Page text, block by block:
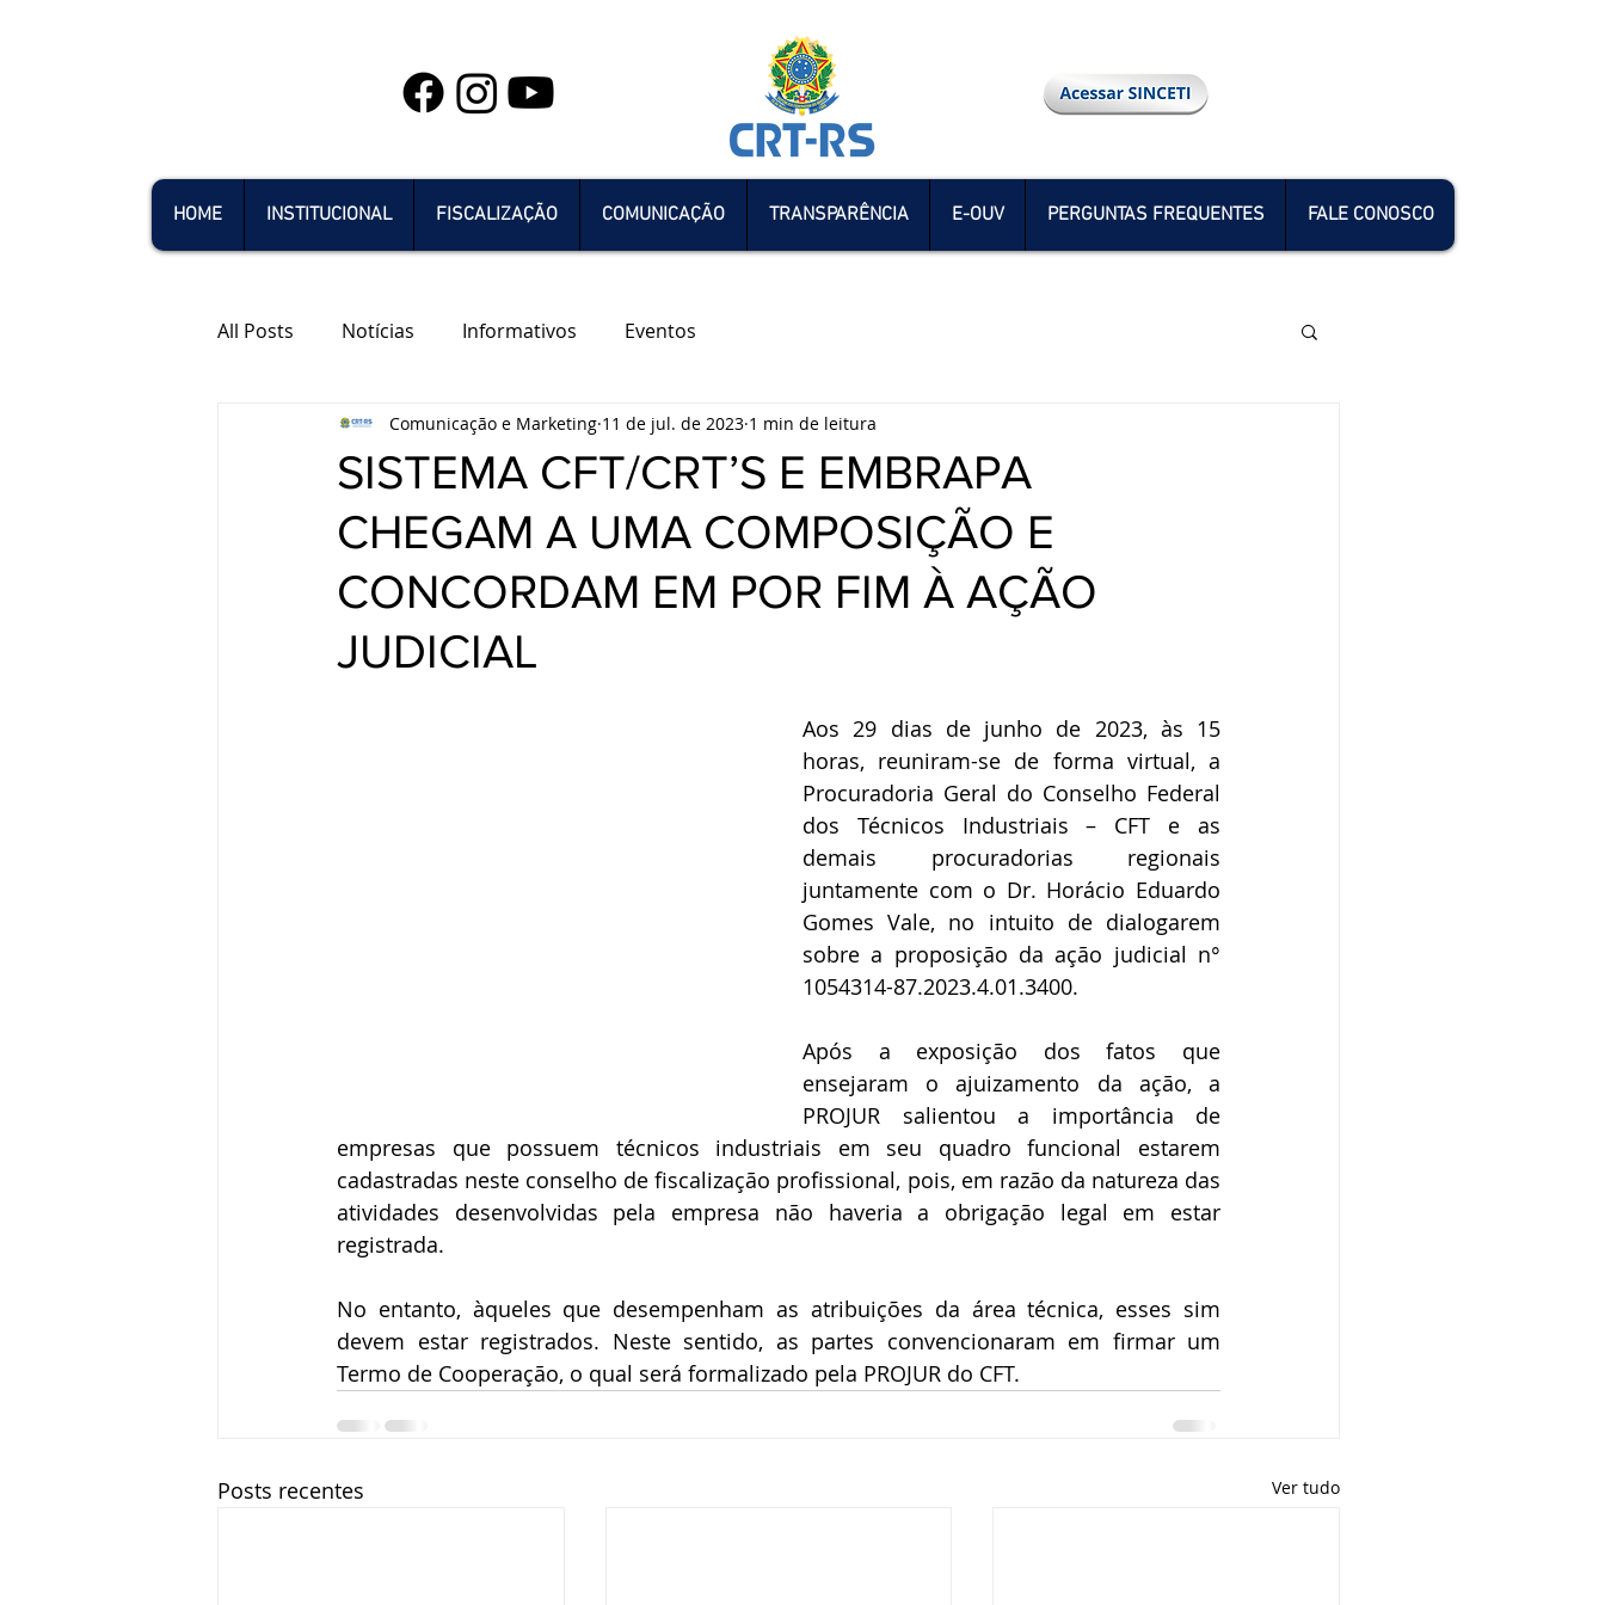
HOME INSTITUCIONAL FISCALIZAÇÃO COMUNICAÇÃO TRANSPARÊNCIA E-OUV PERGUNTAS FREQUENTES FALE CONOSCO
All Posts Notícias Informativos Eventos
SISTEMA CFT/CRT’S E EMBRAPA
CHEGAM A UMA COMPOSIÇÃO E
CONCORDAM EM POR FIM À AÇÃO
JUDICIAL
Comunicação e Marketing 11 de jul. de 2023 1 min de leitura
Aos 29 dias de junho de 2023, às 15
horas, reuniram-se de forma virtual, a
Procuradoria Geral do Conselho Federal
dos Técnicos Industriais – CFT e as
demais procuradorias regionais
juntamente com o Dr. Horácio Eduardo
Gomes Vale, no intuito de dialogarem
sobre a proposição da ação judicial n°
1054314-87.2023.4.01.3400.
Após a exposição dos fatos que
ensejaram o ajuizamento da ação, a
PROJUR salientou a importância de
empresas que possuem técnicos industriais em seu quadro funcional estarem
cadastradas neste conselho de fiscalização profissional, pois, em razão da natureza das
atividades desenvolvidas pela empresa não haveria a obrigação legal em estar
registrada.
No entanto, àqueles que desempenham as atribuições da área técnica, esses sim
devem estar registrados. Neste sentido, as partes convencionaram em firmar um
Termo de Cooperação, o qual será formalizado pela PROJUR do CFT.
Posts recentes Ver tudo